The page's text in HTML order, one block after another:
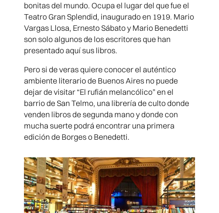
bonitas del mundo. Ocupa el lugar del que fue el
Teatro Gran Splendid, inaugurado en 1919. Mario
Vargas Llosa, Ernesto Sábato y Mario Benedetti
son solo algunos de los escritores que han
presentado aquí sus libros.
Pero si de veras quiere conocer el auténtico
ambiente literario de Buenos Aires no puede
dejar de visitar “El rufián melancólico” en el
barrio de San Telmo, una librería de culto donde
venden libros de segunda mano y donde con
mucha suerte podrá encontrar una primera
edición de Borges o Benedetti.